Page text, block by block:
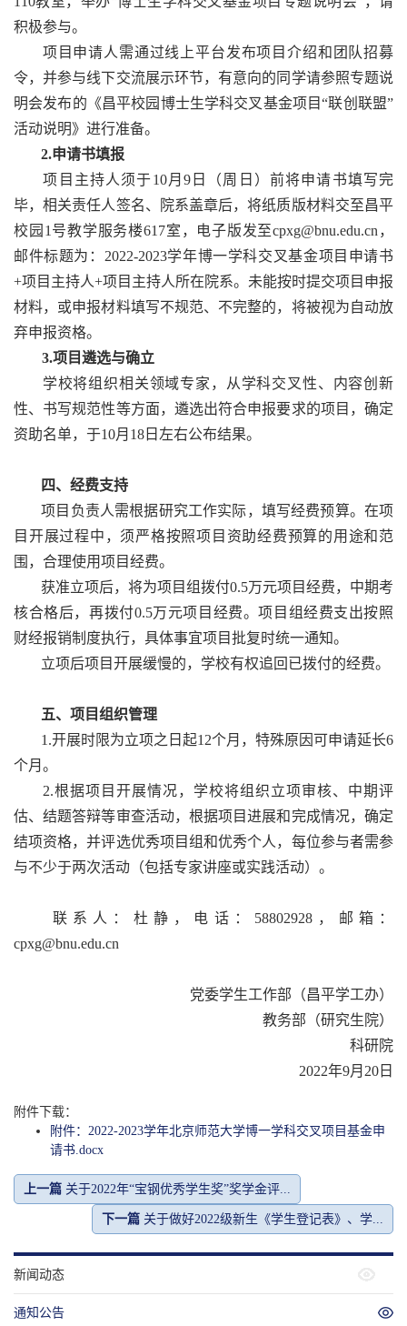
积极参与。
项目申请人需通过线上平台发布项目介绍和团队招募
令，并参与线下交流展示环节，有意向的同学请参照专题说
明会发布的《昌平校园博士生学科交叉基金项目“联创联盟”
活动说明》进行准备。
2.申请书填报
项目主持人须于10月9日（周日）前将申请书填写完
毕，相关责任人签名、院系盖章后，将纸质版材料交至昌平
校园1号教学服务楼617室，电子版发至cpxg@bnu.edu.cn，
邮件标题为：2022-2023学年博一学科交叉基金项目申请书
+项目主持人+项目主持人所在院系。未能按时提交项目申报
材料，或申报材料填写不规范、不完整的，将被视为自动放
弃申报资格。
3.项目遴选与确立
学校将组织相关领域专家，从学科交叉性、内容创新
性、书写规范性等方面，遴选出符合申报要求的项目，确定
资助名单，于10月18日左右公布结果。
四、经费支持
项目负责人需根据研究工作实际，填写经费预算。在项
目开展过程中，须严格按照项目资助经费预算的用途和范
围，合理使用项目经费。
获准立项后，将为项目组拨付0.5万元项目经费，中期考
核合格后，再拨付0.5万元项目经费。项目组经费支出按照
财经报销制度执行，具体事宜项目批复时统一通知。
立项后项目开展缓慢的，学校有权追回已拨付的经费。
五、项目组织管理
1.开展时限为立项之日起12个月，特殊原因可申请延长6
个月。
2.根据项目开展情况，学校将组织立项审核、中期评
估、结题答辩等审查活动，根据项目进展和完成情况，确定
结项资格，并评选优秀项目组和优秀个人，每位参与者需参
与不少于两次活动（包括专家讲座或实践活动）。
联系人：杜静，电话：58802928，邮箱：
cpxg@bnu.edu.cn
党委学生工作部（昌平学工办）
教务部（研究生院）
科研院
2022年9月20日
附件下载：
附件：2022-2023学年北京师范大学博一学科交叉项目基金申
请书.docx
上一篇 关于2022年“宝钢优秀学生奖”奖学金评...
下一篇 关于做好2022级新生《学生登记表》、学...
新闻动态
通知公告